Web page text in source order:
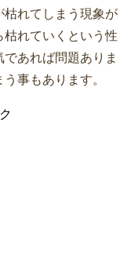
枯れてしまう現象が
れていくという性
あれば問題ありま
事もあります。